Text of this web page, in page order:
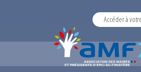
Accéder à